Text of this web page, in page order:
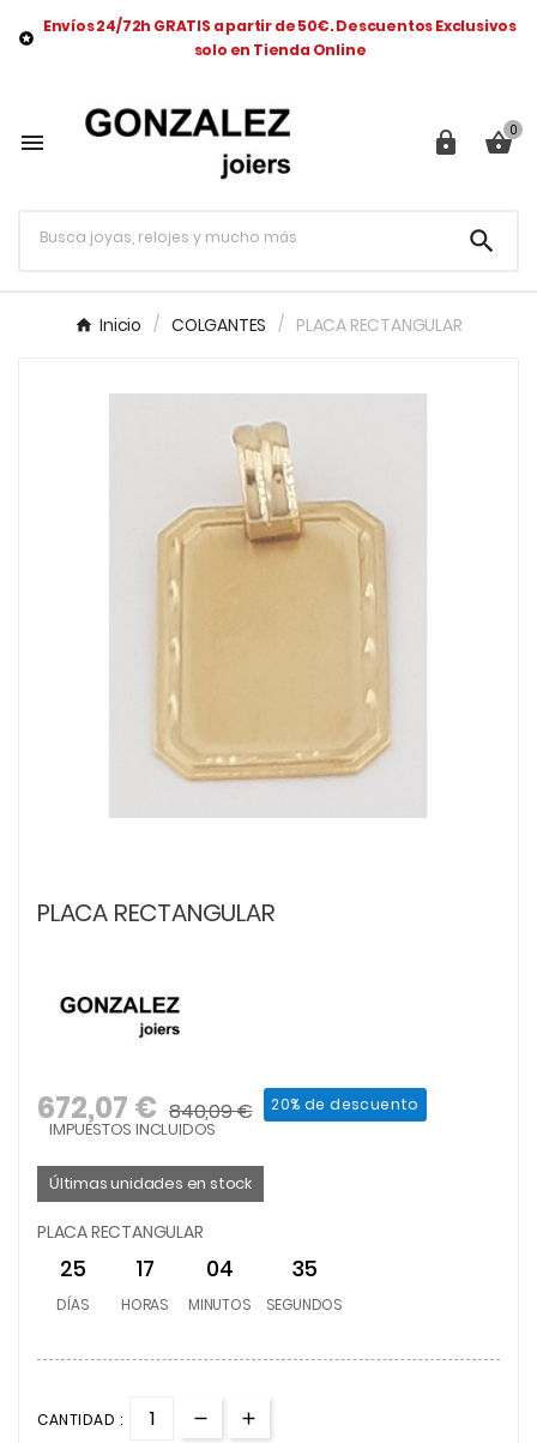

Envíos 24/72h GRATIS a partir de 50€. Descuentos Exclusivos
solo en Tienda Online
  0

Inicio COLGANTES PLACA RECTANGULAR
PLACA RECTANGULAR
672,07 € 840,09 € 20% de descuento
IMPUESTOS INCLUIDOS
Últimas unidades en stock
PLACA RECTANGULAR
25
DÍAS
17
HORAS
04
MINUTOS
35
SEGUNDOS
CANTIDAD :